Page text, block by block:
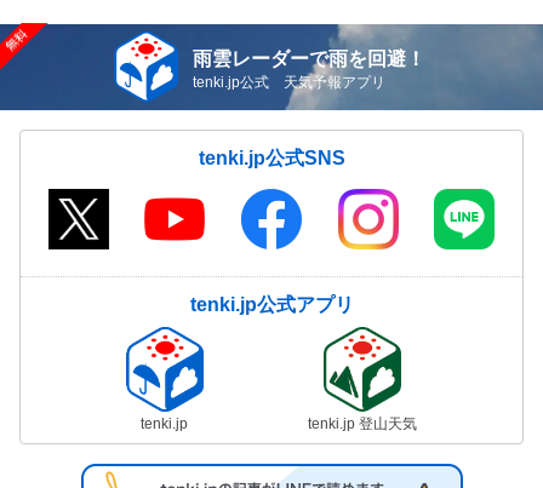
雨雲レーダーで雨を回避！
tenki.jp公式 天気予報アプリ
tenki.jp公式SNS
tenki.jp公式アプリ
tenki.jp tenki.jp 登山天気